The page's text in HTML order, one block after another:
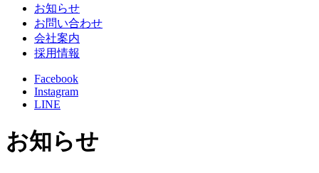
お知らせ
お問い合わせ
会社案内
採用情報
Facebook
Instagram
LINE
お知らせ